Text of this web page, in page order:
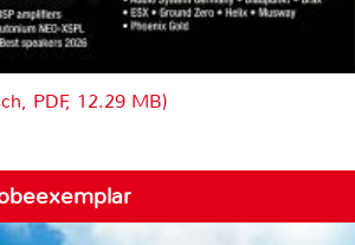
PDF, 12.29 MB)